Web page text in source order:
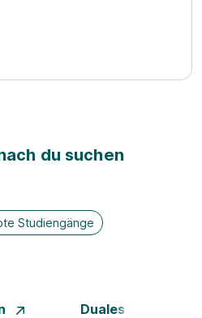
du suchen
Studiengänge
Duales Studium